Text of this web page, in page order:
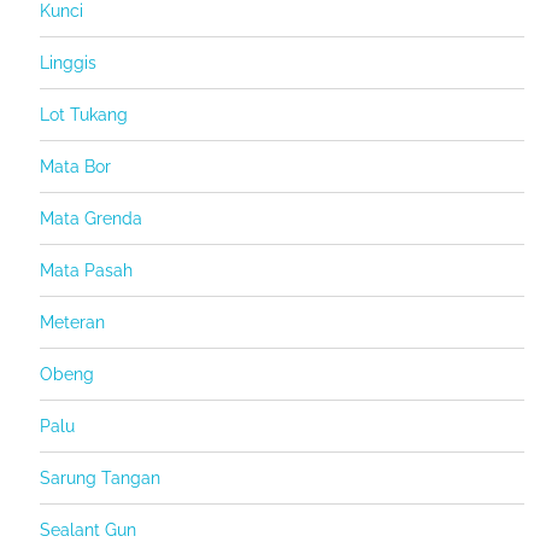
Kunci
Linggis
Lot Tukang
Mata Bor
Mata Grenda
Mata Pasah
Meteran
Obeng
Palu
Sarung Tangan
Sealant Gun